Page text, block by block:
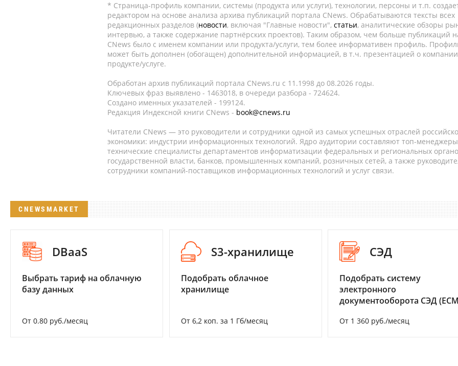
* Страница-профиль компании, системы (продукта или услуги), технологии, персоны и т.п.
редактором на основе анализа архива публикаций портала CNews. Обрабатываются тексты всех
редакционных разделов (новости, включая "Главные новости", статьи, аналитические обзоры
интервью, а также содержание партнёрских проектов). Таким образом, чем больше публикаций
CNews было с именем компании или продукта/услуги, тем более информативен профиль.
может быть дополнен (обогащен) дополнительной информацией, в т.ч. презентацией о
продукте/услуге.
Обработан архив публикаций портала CNews.ru c 11.1998 до 08.2026 годы.
Ключевых фраз выявлено - 1463018, в очереди разбора - 724624.
Создано именных указателей - 199124.
Редакция Индексной книги CNews - book@cnews.ru
Читатели CNews — это руководители и сотрудники одной из самых успешных отраслей
экономики: индустрии информационных технологий. Ядро аудитории составляют топ-
технические специалисты департаментов информатизации федеральных и региональных
государственной власти, банков, промышленных компаний, розничных сетей, а также
сотрудники компаний-поставщиков информационных технологий и услуг связи.
CNEWSMARKET
DBaaS
Выбрать тариф на облачную
базу данных
От 0.80 руб./месяц
S3-хранилище
Подобрать облачное
хранилище
От 6,2 коп. за 1 Гб/месяц
СЭД
Подобрать систему
электронного
документооборота СЭД
От 1 360 руб./месяц